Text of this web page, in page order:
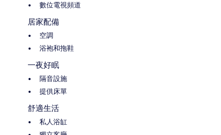
數位電視頻道
居家配備
空調
浴袍和拖鞋
一夜好眠
隔音設施
提供床單
舒適生活
私人浴缸